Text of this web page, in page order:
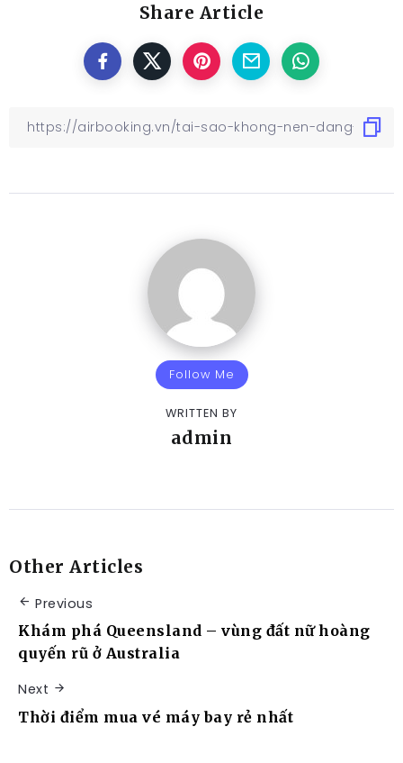
Share Article
Follow Me
WRITTEN BY
admin
Other Articles
Previous
Khám phá Queensland – vùng đất nữ hoàng
quyến rũ ở Australia
Next
Thời điểm mua vé máy bay rẻ nhất